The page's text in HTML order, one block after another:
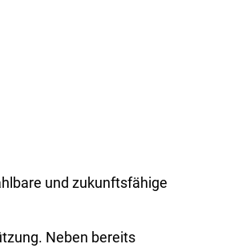
und zukunftsfähige
Neben bereits